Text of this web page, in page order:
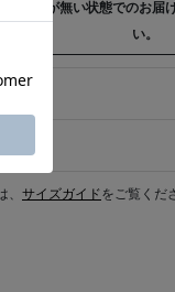
属の箱が無い状態でのお届
い。
、 サイズガイドをご覧くだ